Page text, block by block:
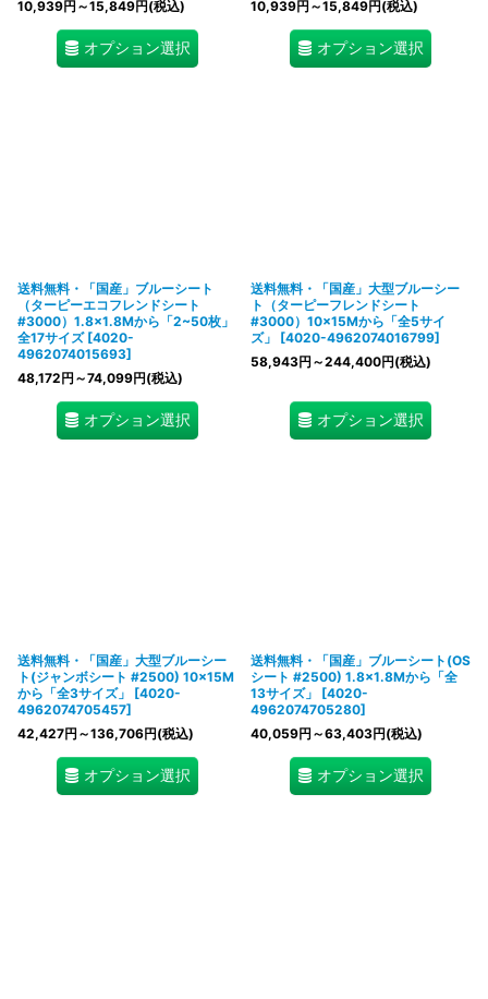
10,939円 ～15,849円(税込)
オプション選択
10,939円 ～15,849円(税込)
オプション選択
送料無料・「国産」ブルーシート
（ターピーエコフレンドシート
#3000）1.8×1.8Mから「2~50枚」
全17サイズ [4020-
4962074015693]
48,172円 ～74,099円(税込)
オプション選択
送料無料・「国産」大型ブルーシー
ト（ターピーフレンドシート
#3000）10×15Mから「全5サイ
ズ」
[4020-4962074016799]
58,943円 ～244,400円(税込)
オプション選択
送料無料・「国産」大型ブルーシー
ト(ジャンボシート #2500) 10×15M
から「全3サイズ」
[4020-
4962074705457]
42,427円 ～136,706円(税込)
オプション選択
送料無料・「国産」ブルーシート(OS
シート #2500) 1.8×1.8Mから「全
13サイズ」
[4020-
4962074705280]
40,059円 ～63,403円(税込)
オプション選択